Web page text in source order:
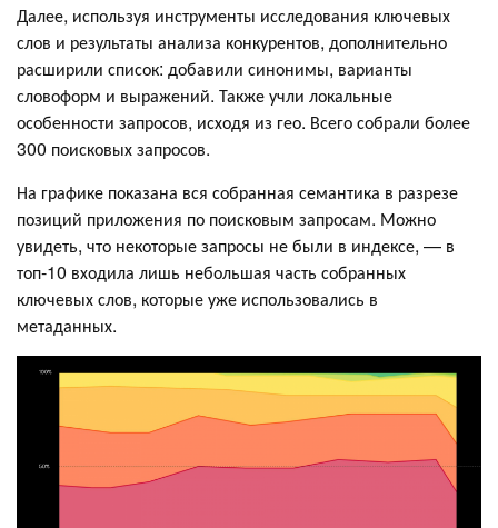
Далее, используя инструменты исследования ключевых
слов и результаты анализа конкурентов, дополнительно
расширили список: добавили синонимы, варианты
словоформ и выражений. Также учли локальные
особенности запросов, исходя из гео. Всего собрали более
300 поисковых запросов.
На графике показана вся собранная семантика в разрезе
позиций приложения по поисковым запросам. Можно
увидеть, что некоторые запросы не были в индексе, — в
топ-10 входила лишь небольшая часть собранных
ключевых слов, которые уже использовались в
метаданных.